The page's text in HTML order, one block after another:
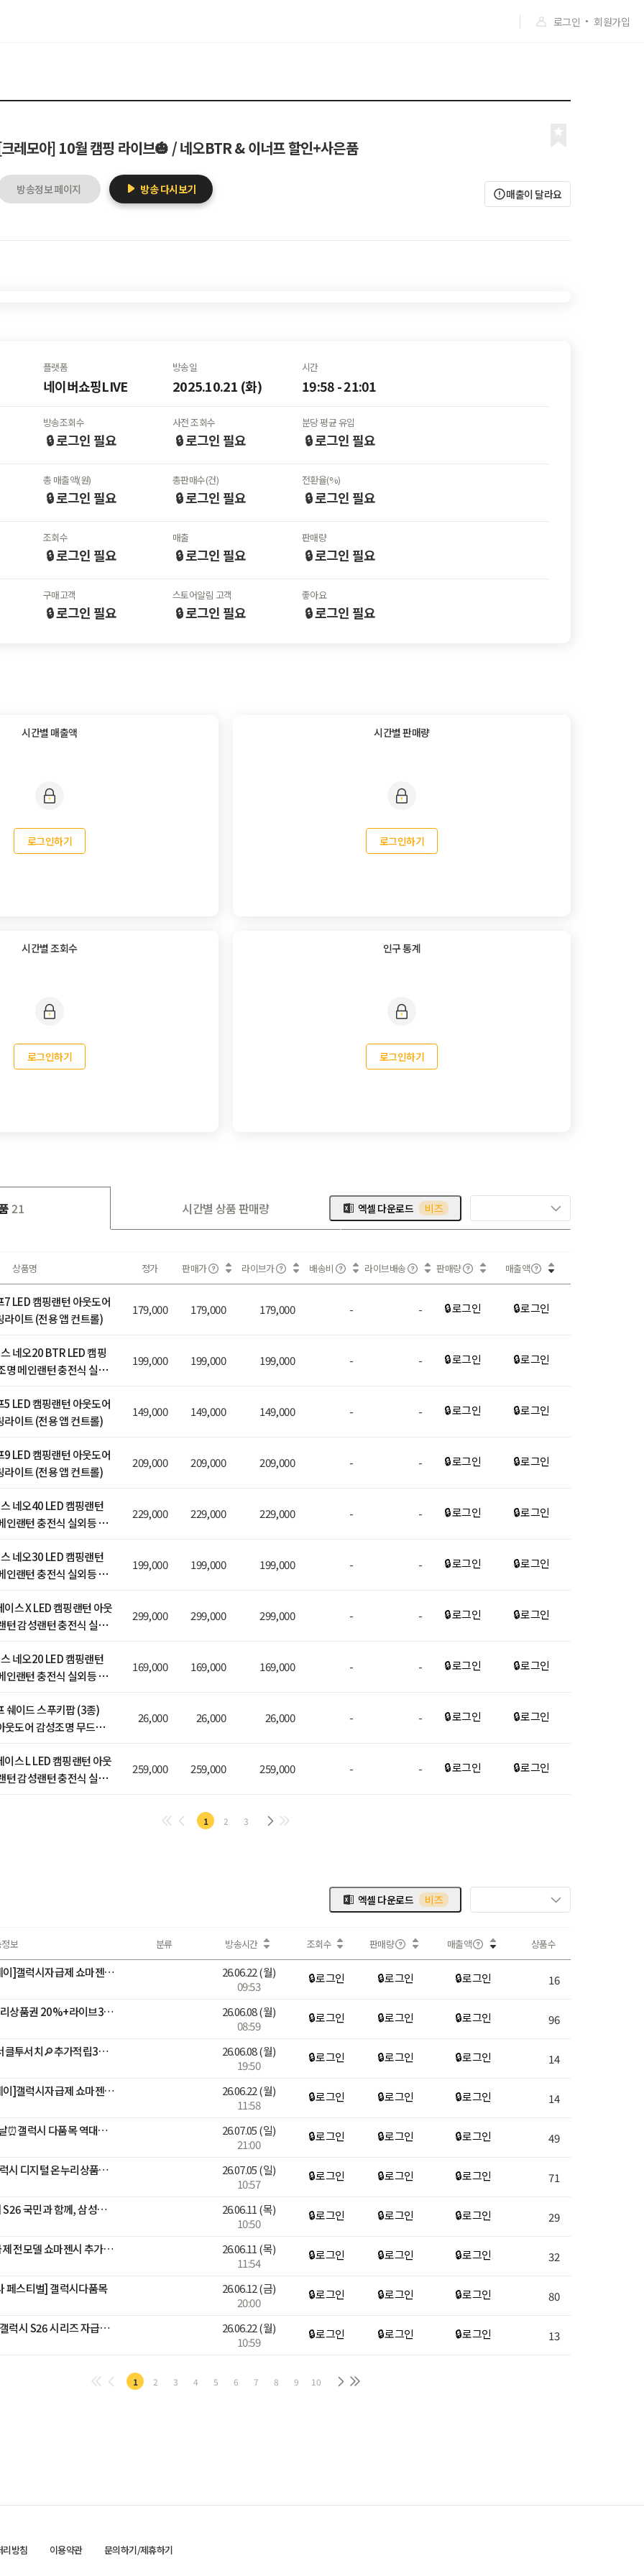
로그인 회원가입
레모아] 10월 캠핑 라이브🎃 / 네오BTR & 이너프 할인+사은품
방송정보 페이지 방송 다시보기 매출이 달라요
플랫폼
네이버쇼핑LIVE
방송일
2025.10.21 (화)
시간
19:58 - 21:01
방송조회수
🔒 로그인 필요
사전 조회수
🔒 로그인 필요
분당 평균 유입
🔒 로그인 필요
총 매출액(원)
🔒 로그인 필요
총판매수(건)
🔒 로그인 필요
전환율(%)
🔒 로그인 필요
조회수
🔒 로그인 필요
매출
🔒 로그인 필요
판매량
🔒 로그인 필요
구매고객
🔒 로그인 필요
스토어알림 고객
🔒 로그인 필요
좋아요
🔒 로그인 필요
시간별 매출액
로그인하기
시간별 판매량
로그인하기
시간별 조회수
로그인하기
인구 통계
로그인하기
21 시간별 상품 판매량 엑셀 다운로드 비즈
상품명 정가 판매가 라이브가 배송비 라이브배송 판매량 매출액
LED 캠핑랜턴 아웃도어
이트 (전용 앱 컨트롤)
179,000 179,000 179,000 - - 🔒 로그인 🔒 로그인
네오20 BTR LED 캠핑
명 메인랜턴 충전식 실외
199,000 199,000 199,000 - - 🔒 로그인 🔒 로그인
LED 캠핑랜턴 아웃도어
이트 (전용 앱 컨트롤)
149,000 149,000 149,000 - - 🔒 로그인 🔒 로그인
LED 캠핑랜턴 아웃도어
이트 (전용 앱 컨트롤)
209,000 209,000 209,000 - - 🔒 로그인 🔒 로그인
네오40 LED 캠핑랜턴
인랜턴 충전식 실외등 작
229,000 229,000 229,000 - - 🔒 로그인 🔒 로그인
네오30 LED 캠핑랜턴
인랜턴 충전식 실외등 작
199,000 199,000 199,000 - - 🔒 로그인 🔒 로그인
스 X LED 캠핑랜턴 아웃
턴 감성랜턴 충전식 실외
299,000 299,000 299,000 - - 🔒 로그인 🔒 로그인
네오20 LED 캠핑랜턴
인랜턴 충전식 실외등 작
169,000 169,000 169,000 - - 🔒 로그인 🔒 로그인
쉐이드 스푸키팝 (3종)
웃도어 감성조명 무드등
26,000 26,000 26,000 - - 🔒 로그인 🔒 로그인
스 L LED 캠핑랜턴 아웃
턴 감성랜턴 충전식 실외
259,000 259,000 259,000 - - 🔒 로그인 🔒 로그인
1 2 3
엑셀 다운로드 비즈
보 분류 방송시간 조회수 판매량 매출액 상품수
📱[디지털어워즈X멤버십데이]갤럭시자급제 쇼마젠시 역대급 추가적립 라이브 26.06.22(월)
09:53
🔒 로그인 🔒 로그인 🔒 로그인 16
갤럭시 총출동! 디지털 온누리상품권 20%+라이브3%적립+구매인증💙 26.06.08(월)
08:59
🔒 로그인 🔒 로그인 🔒 로그인 96
[N배송] 곽윤기 출연! S26 서클투서치🔎추가적립3%+N포인트추가증정 26.06.08(월)
19:50
🔒 로그인 🔒 로그인 🔒 로그인 14
📱[디지털어워즈X멤버십데이]갤럭시자급제 쇼마젠시 역대급 추가적립 라이브 26.06.22(월)
11:58
🔒 로그인 🔒 로그인 🔒 로그인 14
삼성 감사 페스티벌 마지막날⏰갤럭시 다품목 역대급 혜택 26.07.05(일)
21:00
🔒 로그인 🔒 로그인 🔒 로그인 49
🚨오늘 행사종료🚨 삼성 갤럭시 디지털 온누리상품권 20% 라스트 찬스 26.07.05(일)
10:57
🔒 로그인 🔒 로그인 🔒 로그인 71
안정환, 김남일 출연!갤럭시 S26 국민과 함께, 삼성전자 감사 페스티벌 26.06.11 (목)
10:50
🔒 로그인 🔒 로그인 🔒 로그인 29
📱[브랜드위크]갤럭시 자급제 전모델 쇼마젠시 추가적립 라이브📱 26.06.11 (목)
11:54
🔒 로그인 🔒 로그인 🔒 로그인 32
페스티벌] 갤럭시다품목 26.06.12(금)
20:00
🔒 로그인 🔒 로그인 🔒 로그인 80
[디지털어워즈][블루밍] 🎉갤럭시 S26 시리즈 자급제폰 라이브🎉 26.06.22(월)
10:59
🔒 로그인 🔒 로그인 🔒 로그인 13
1 2 3 4 5 6 7 8 9 10
리방침 이용약관 문의하기/제휴하기